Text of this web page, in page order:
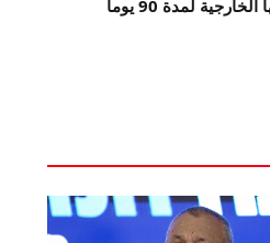
لمدة 90 يوماً